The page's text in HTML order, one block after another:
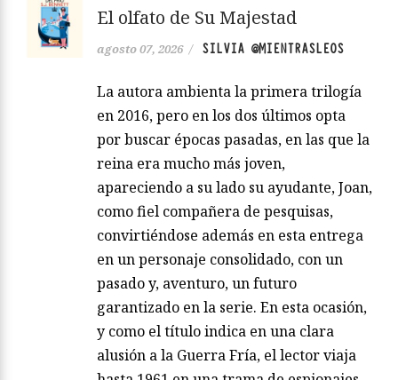
El olfato de Su Majestad
agosto 07, 2026 / SILVIA @MIENTRASLEOS
La autora ambienta la primera trilogía
en 2016, pero en los dos últimos opta
por buscar épocas pasadas, en las que la
reina era mucho más joven,
apareciendo a su lado su ayudante, Joan,
como fiel compañera de pesquisas,
convirtiéndose además en esta entrega
en un personaje consolidado, con un
pasado y, aventuro, un futuro
garantizado en la serie. En esta ocasión,
y como el título indica en una clara
alusión a la Guerra Fría, el lector viaja